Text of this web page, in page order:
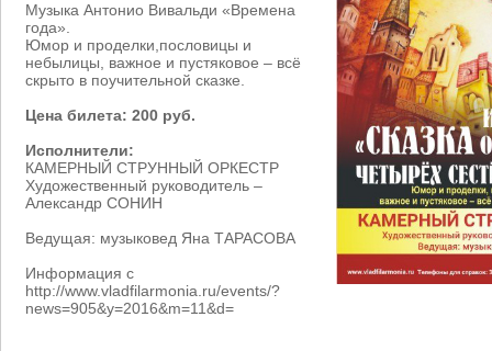
Музыка Антонио Вивальди «Времена
года».
Юмор и проделки,пословицы и
небылицы, важное и пустяковое – всё
скрыто в поучительной сказке.
Цена билета: 200 руб.
Исполнители:
КАМЕРНЫЙ СТРУННЫЙ ОРКЕСТР
Художественный руководитель –
Александр СОНИН
Ведущая: музыковед Яна ТАРАСОВА
Информация с
http://www.vladfilarmonia.ru/events/?
news=905&y=2016&m=11&d=